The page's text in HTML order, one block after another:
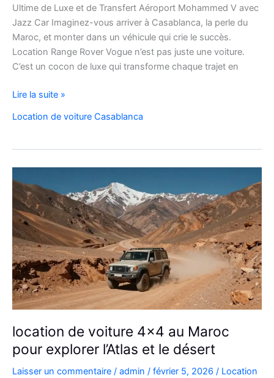
Ultime de Luxe et de Transfert Aéroport Mohammed V avec
Jazz Car Imaginez-vous arriver à Casablanca, la perle du
Maroc, et monter dans un véhicule qui crie le succès.
Location Range Rover Vogue n’est pas juste une voiture.
C’est un cocon de luxe qui transforme chaque trajet en
Location
Rover
Casablanca
Lire la suite »
Location de voiture Casablanca
location de voiture 4×4 au Maroc
pour explorer l’Atlas et le désert
Laisser un commentaire / admin / février 5, 2026 / Location